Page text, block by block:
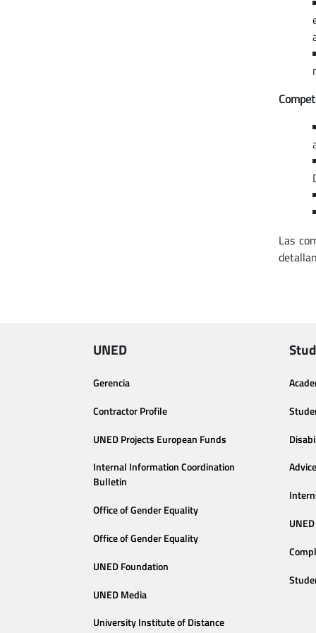
Las
UNED
Gerencia
Contractor Profile
UNED Projects European Funds
Internal Information Coordination
Bulletin
Office of Gender Equality
Office of Gender Equality
UNED Foundation
UNED Media
University Institute of Distance